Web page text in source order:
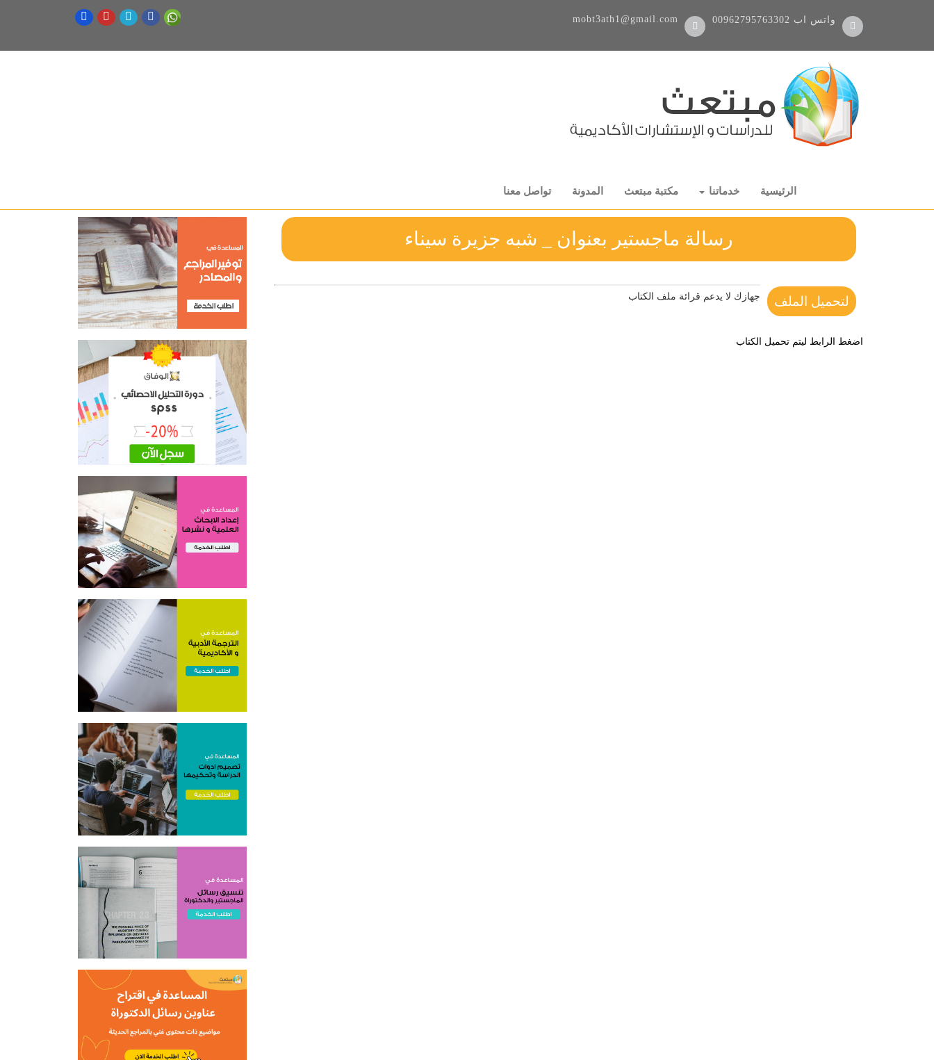
00962795763302 واتس اب mobt3ath1@gmail.com
الرئيسية خدماتنا مكتبة مبتعث المدونة تواصل معنا
رسالة ماجستير بعنوان _ شبه جزيرة سيناء
لتحميل الملف جهازك لا يدعم قرائة ملف الكتاب
اضغط الرابط ليتم تحميل الكتاب